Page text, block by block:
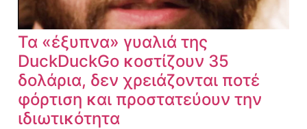
Τα «έξυπνα» γυαλιά της
DuckDuckGo κοστίζουν 35
δολάρια, δεν χρειάζονται ποτέ
φόρτιση και προστατεύουν την
ιδιωτικότητα